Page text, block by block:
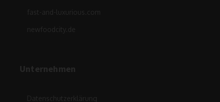
fast-and-luxurious.com
newfoodcity.de
Unternehmen
Datenschutzerklärung